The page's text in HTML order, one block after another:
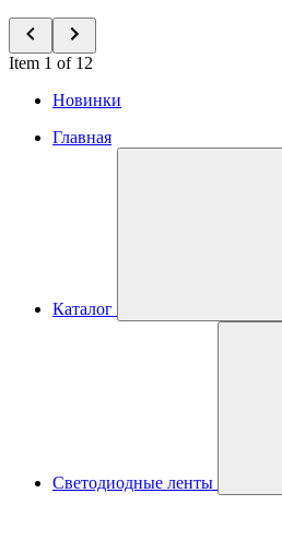
Item 1 of 12
Новинки
Главная
Каталог
Светодиодные ленты